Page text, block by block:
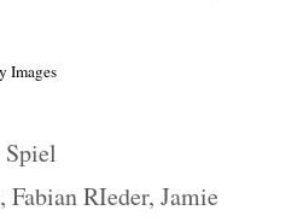
Images
Spiel
, Fabian RIeder, Jamie